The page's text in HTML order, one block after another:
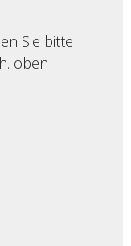
Sie bitte
oben